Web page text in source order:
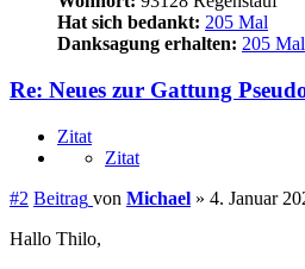
Hat sich bedankt: 205 Mal
Danksagung erhalten: 205 Mal
Re: Neues zur Gattung
Zitat
Zitat
#2 Beitrag von Michael » 4. Januar
Hallo Thilo,